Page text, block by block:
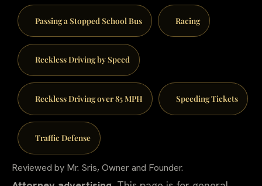
Passing a Stopped School Bus Racing
Reckless Driving by Speed
Reckless Driving over 85 MPH Speeding Tickets
Traffic Defense
Reviewed by Mr. Sris, Owner and Founder.